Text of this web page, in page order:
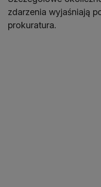
zdarzenia wyjaśniają
prokuratura.